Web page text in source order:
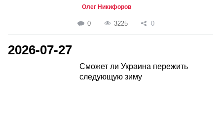
Олег Никифоров
0 3225 0
2026-07-27
Сможет ли Украина пережить
следующую зиму